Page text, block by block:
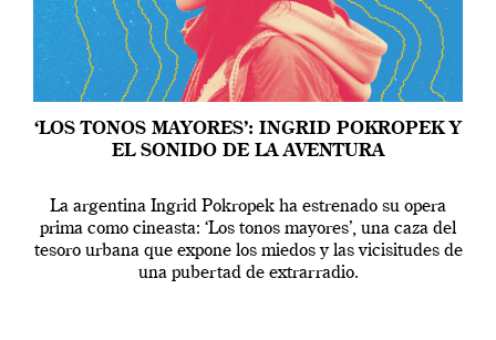
‘LOS TONOS MAYORES’: INGRID POKROPEK Y
EL SONIDO DE LA AVENTURA
La argentina Ingrid Pokropek ha estrenado su opera
prima como cineasta: ‘Los tonos mayores’, una caza del
tesoro urbana que expone los miedos y las vicisitudes de
una pubertad de extrarradio.